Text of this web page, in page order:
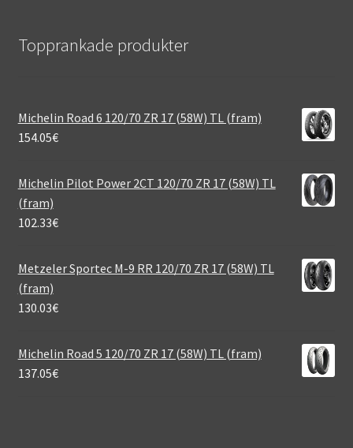
Topprankade produkter
Michelin Road 6 120/70 ZR 17 (58W) TL (fram)
154.05€
Michelin Pilot Power 2CT 120/70 ZR 17 (58W) TL
(fram)
102.33€
Metzeler Sportec M-9 RR 120/70 ZR 17 (58W) TL
(fram)
130.03€
Michelin Road 5 120/70 ZR 17 (58W) TL (fram)
137.05€